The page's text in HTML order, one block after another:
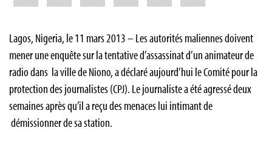
Lagos, Nigeria, le 11 mars 2013 – Les autorités maliennes doivent
mener une enquête sur la tentative d’assassinat d’un animateur de
radio dans la ville de Niono, a déclaré aujourd’hui le Comité pour la
protection des journalistes (CPJ). Le journaliste a été agressé deux
semaines après qu’il a reçu des menaces lui intimant de
démissionner de sa station.